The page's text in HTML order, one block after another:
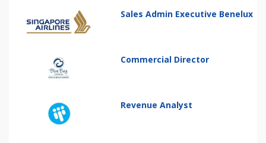
Sales Admin Executive Benelux
Commercial Director
Revenue Analyst